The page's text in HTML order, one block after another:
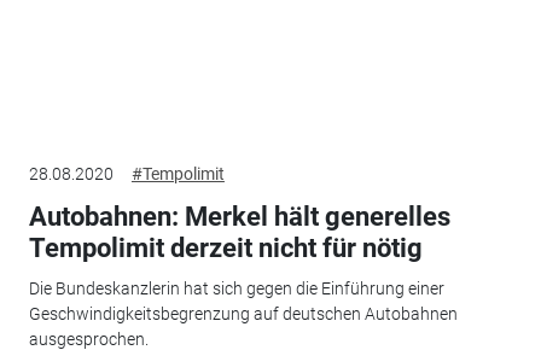
28.08.2020 #Tempolimit
Autobahnen: Merkel hält generelles
Tempolimit derzeit nicht für nötig
Die Bundeskanzlerin hat sich gegen die Einführung einer
Geschwindigkeitsbegrenzung auf deutschen Autobahnen
ausgesprochen.